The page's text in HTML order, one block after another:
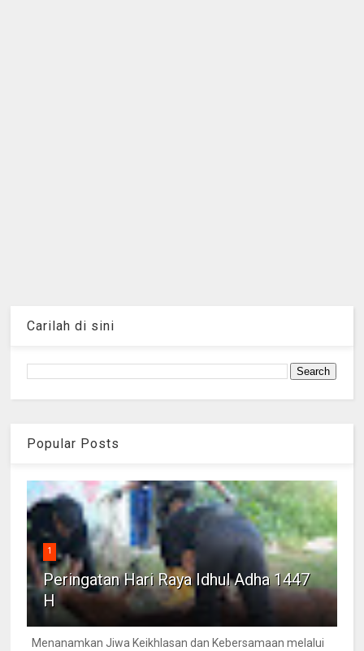
Carilah di sini
Popular Posts
1
Peringatan Hari Raya Idhul Adha 1447
H
Menanamkan Jiwa Keikhlasan dan Kebersamaan melalui